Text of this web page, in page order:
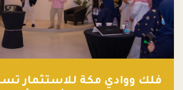
فلك ووادي مكة للاستثمار